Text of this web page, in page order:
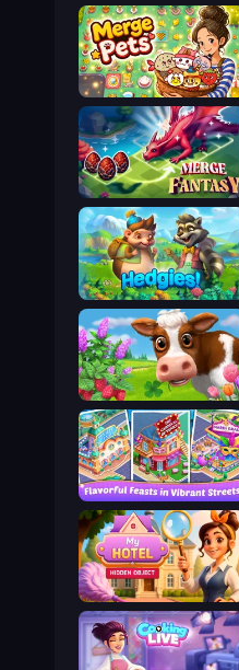
Merge Pets
Merge Fantasy
Hedgies
Country Life Meadows
Mom's Diary 2
Hidden Object: My Hotel